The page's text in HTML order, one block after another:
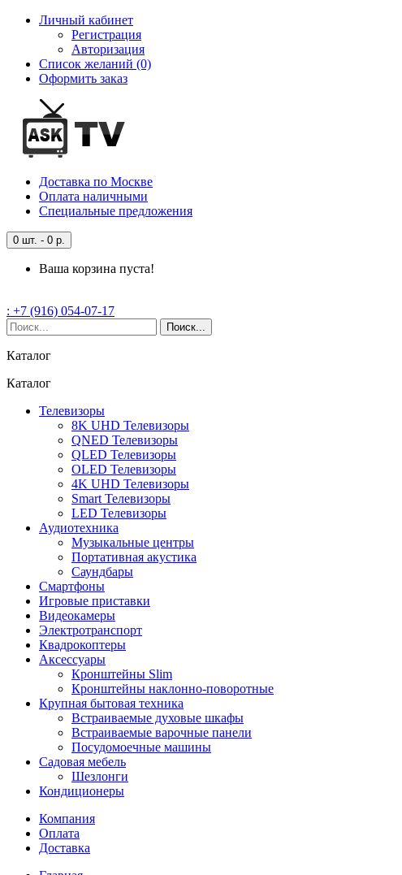
Личный кабинет
Регистрация
Авторизация
Список желаний (0)
Оформить заказ
Доставка по Москве
Оплата наличными
Специальные предложения
0 шт. - 0 р.
Ваша корзина пуста!
: +7 (916) 054-07-17
Поиск...
Каталог
Каталог
Телевизоры
8K UHD Телевизоры
QNED Телевизоры
QLED Телевизоры
OLED Телевизоры
4K UHD Телевизоры
Smart Телевизоры
LED Телевизоры
Аудиотехника
Музыкальные центры
Портативная акустика
Саундбары
Смартфоны
Игровые приставки
Видеокамеры
Электротранспорт
Квадрокоптеры
Аксессуары
Кронштейны Slim
Кронштейны наклонно-поворотные
Крупная бытовая техника
Встраиваемые духовые шкафы
Встраиваемые варочные панели
Посудомоечные машины
Садовая мебель
Шезлонги
Кондиционеры
Компания
Оплата
Доставка